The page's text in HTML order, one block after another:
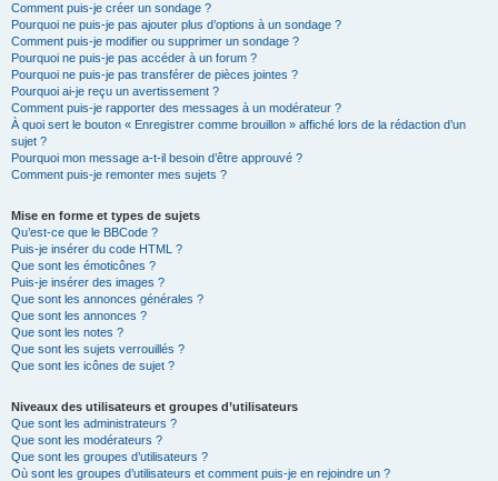
Comment puis-je créer un sondage ?
Pourquoi ne puis-je pas ajouter plus d’options à un sondage ?
Comment puis-je modifier ou supprimer un sondage ?
Pourquoi ne puis-je pas accéder à un forum ?
Pourquoi ne puis-je pas transférer de pièces jointes ?
Pourquoi ai-je reçu un avertissement ?
Comment puis-je rapporter des messages à un modérateur ?
À quoi sert le bouton « Enregistrer comme brouillon » affiché lors de la rédaction d’un
sujet ?
Pourquoi mon message a-t-il besoin d’être approuvé ?
Comment puis-je remonter mes sujets ?
Mise en forme et types de sujets
Qu’est-ce que le BBCode ?
Puis-je insérer du code HTML ?
Que sont les émoticônes ?
Puis-je insérer des images ?
Que sont les annonces générales ?
Que sont les annonces ?
Que sont les notes ?
Que sont les sujets verrouillés ?
Que sont les icônes de sujet ?
Niveaux des utilisateurs et groupes d’utilisateurs
Que sont les administrateurs ?
Que sont les modérateurs ?
Que sont les groupes d’utilisateurs ?
Où sont les groupes d’utilisateurs et comment puis-je en rejoindre un ?